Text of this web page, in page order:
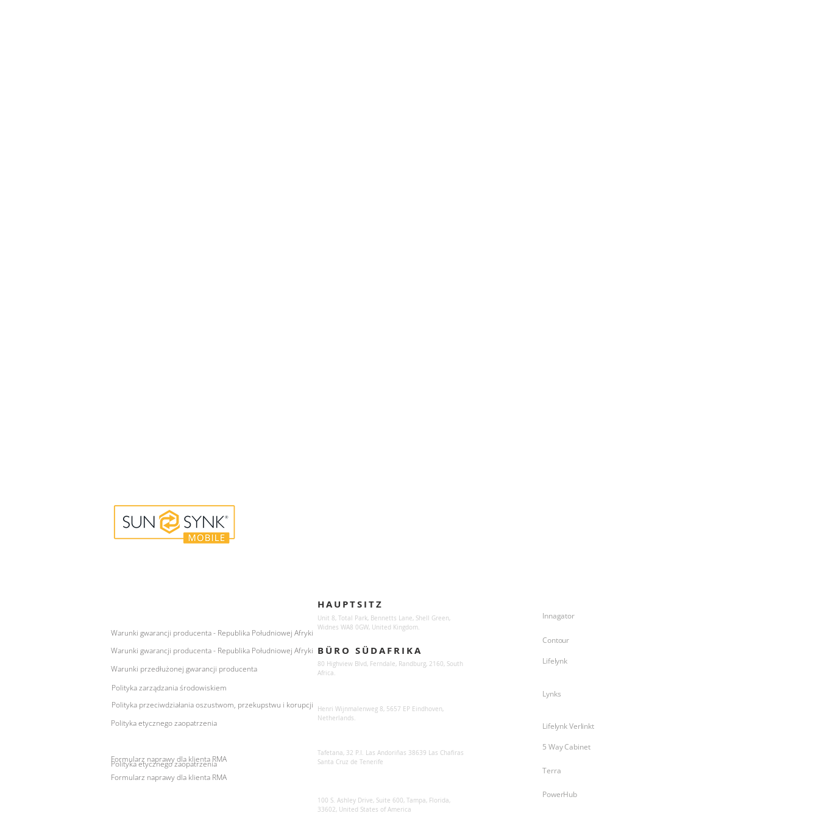
Warunki gwarancji producenta - Republika Południowej Afryki
Warunki gwarancji producenta - Republika Południowej Afryki
Warunki przedłużonej gwarancji producenta
Polityka zarządzania środowiskiem
Polityka przeciwdziałania oszustwom, przekupstwu i korupcji
Polityka etycznego zaopatrzenia
Formularz naprawy dla klienta RMA
Formularz naprawy dla klienta RMA
Polityka etycznego zaopatrzenia
HAUPTSITZ
Unit 8, Total Park, Bennetts Lane, Shell Green,
Widnes WA8 0GW, United Kingdom.
BÜRO SÜDAFRIKA
80 Highview Blvd, Ferndale, Randburg, 2160, South
Africa.
Henri Wijnmalenweg 8, 5657 EP Eindhoven,
Netherlands.
Tafetana, 32 P.I. Las Andoriñas 38639 Las Chafiras
Santa Cruz de Tenerife
100 S. Ashley Drive, Suite 600, Tampa, Florida,
33602, United States of America
Innagator
Contour
Lifelynk
Lynks
Lifelynk Verlinkt
5 Way Cabinet
Terra
PowerHub